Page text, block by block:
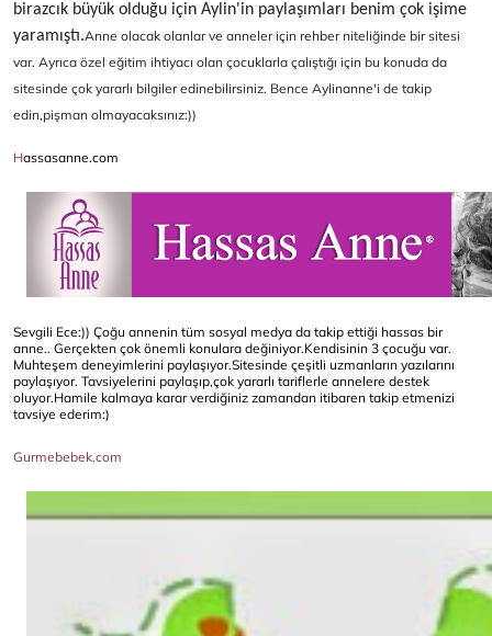
birazcık büyük olduğu için Aylin'in paylaşımları benim çok işime
yaramıştı.Anne olacak olanlar ve anneler için rehber niteliğinde bir sitesi
var. Ayrıca özel eğitim ihtiyacı olan çocuklarla çalıştığı için bu konuda da
sitesinde çok yararlı bilgiler edinebilirsiniz. Bence Aylinanne'i de takip
edin,pişman olmayacaksınız:))
Hassasanne.com
Sevgili Ece:)) Çoğu annenin tüm sosyal medya da takip ettiği hassas bir
anne.. Gerçekten çok önemli konulara değiniyor.Kendisinin 3 çocuğu var.
Muhteşem deneyimlerini paylaşıyor.Sitesinde çeşitli uzmanların yazılarını
paylaşıyor. Tavsiyelerini paylaşıp,çok yararlı tariflerle annelere destek
oluyor.Hamile kalmaya karar verdiğiniz zamandan itibaren takip etmenizi
tavsiye ederim:)
Gurmebebek.com